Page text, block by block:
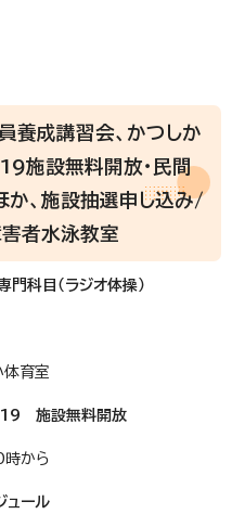
養成講習会、かつしか
施設無料開放・民間
か、施設抽選申し込み/
害者水泳教室
科目（ラジオ体操）
体育室
施設無料開放
時から
ュール